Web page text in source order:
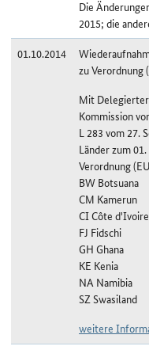
Die
2015; die
01.10.2014
zu Verordnung
Mit
Kommission
L 283 vom 27.
Länder zum
Verordnung
BW Botsuana
CM Kamerun
CI Côte d'Ivoire
FJ Fidschi
GH Ghana
KE Kenia
NA Namibia
SZ Swasiland
weitere